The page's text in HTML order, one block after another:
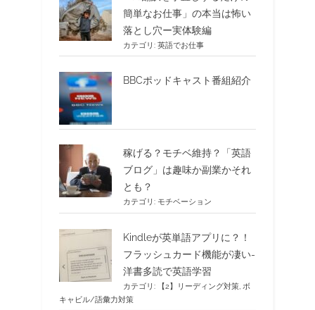
簡単なお仕事」の本当は怖い
落とし穴ー実体験編
カテゴリ: 英語でお仕事
BBCポッドキャスト番組紹介
稼げる？モチベ維持？「英語
ブログ」は趣味か副業かそれ
とも？
カテゴリ: モチベーション
Kindleが英単語アプリに？！
フラッシュカード機能が凄い-
洋書多読で英語学習
カテゴリ: 【2】リーディング対策 ボ
キャビル/語彙力対策